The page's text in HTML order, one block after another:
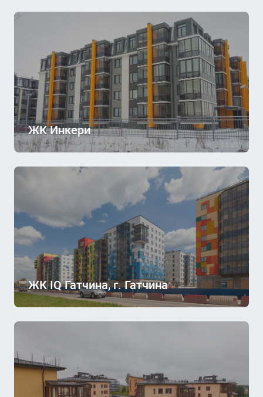
ЖК Инкери
ЖК IQ Гатчина, г. Гатчина